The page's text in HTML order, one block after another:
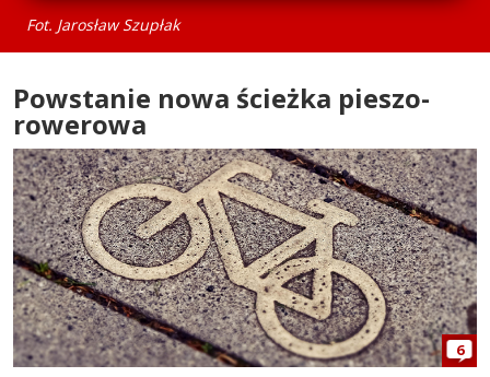
Fot. Jarosław Szupłak
Powstanie nowa ścieżka pieszo-
rowerowa
6